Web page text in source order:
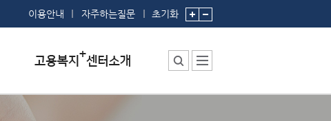
이용안내 자주하는질문 초기화